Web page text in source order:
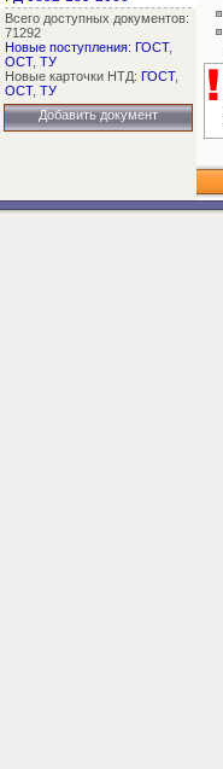
Всего доступных документов:
71292
Новые поступления: ГОСТ,
ОСТ, ТУ
Новые карточки НТД: ГОСТ,
ОСТ, ТУ
Добавить документ